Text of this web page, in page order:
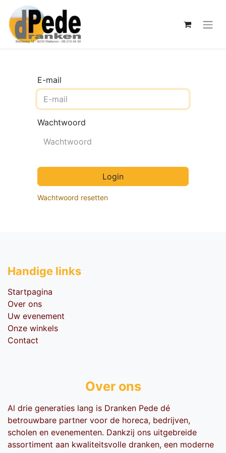
E-mail
Wachtwoord
Login
Wachtwoord resetten
Handige li​nks
Startpagina
Over ons
Uw evenement
Onze winkels
Contact
Over ons
Al drie generaties lang is Dranken Pede dé
betrouwbare partner voor de horeca, bedrijven,
scholen en evenementen. Dankzij ons uitgebreide
assortiment aan kwaliteitsvolle dranken, een moderne